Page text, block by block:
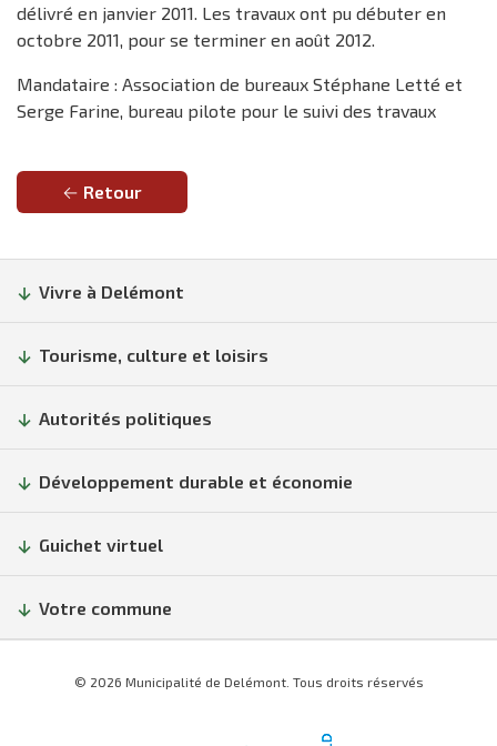
délivré en janvier 2011. Les travaux ont pu débuter en
octobre 2011, pour se terminer en août 2012.
Mandataire : Association de bureaux Stéphane Letté et
Serge Farine, bureau pilote pour le suivi des travaux
Retour
Vivre à Delémont
Tourisme, culture et loisirs
Autorités politiques
Développement durable et économie
Guichet virtuel
Votre commune
© 2026 Municipalité de Delémont. Tous droits réservés